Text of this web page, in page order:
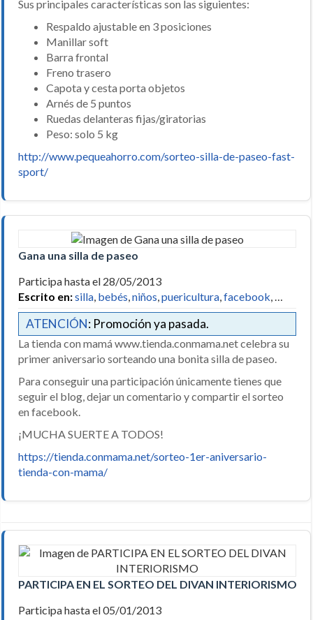
Sus principales características son las siguientes:
Respaldo ajustable en 3 posiciones
Manillar soft
Barra frontal
Freno trasero
Capota y cesta porta objetos
Arnés de 5 puntos
Ruedas delanteras fijas/giratorias
Peso: solo 5 kg
http://www.pequeahorro.com/sorteo-silla-de-paseo-fast-
sport/
Gana una silla de paseo
Participa hasta el 28/05/2013
Escrito en:silla bebés niños puericultura facebook
ATENCIÓN: Promoción ya pasada.
La tienda con mamá www.tienda.conmama.net celebra su
primer aniversario sorteando una bonita silla de paseo.
Para conseguir una participación únicamente tienes que
seguir el blog, dejar un comentario y compartir el sorteo
en facebook.
¡MUCHA SUERTE A TODOS!
https://tienda.conmama.net/sorteo-1er-aniversario-
tienda-con-mama/
PARTICIPA EN EL SORTEO DEL DIVAN INTERIORISMO
Participa hasta el 05/01/2013